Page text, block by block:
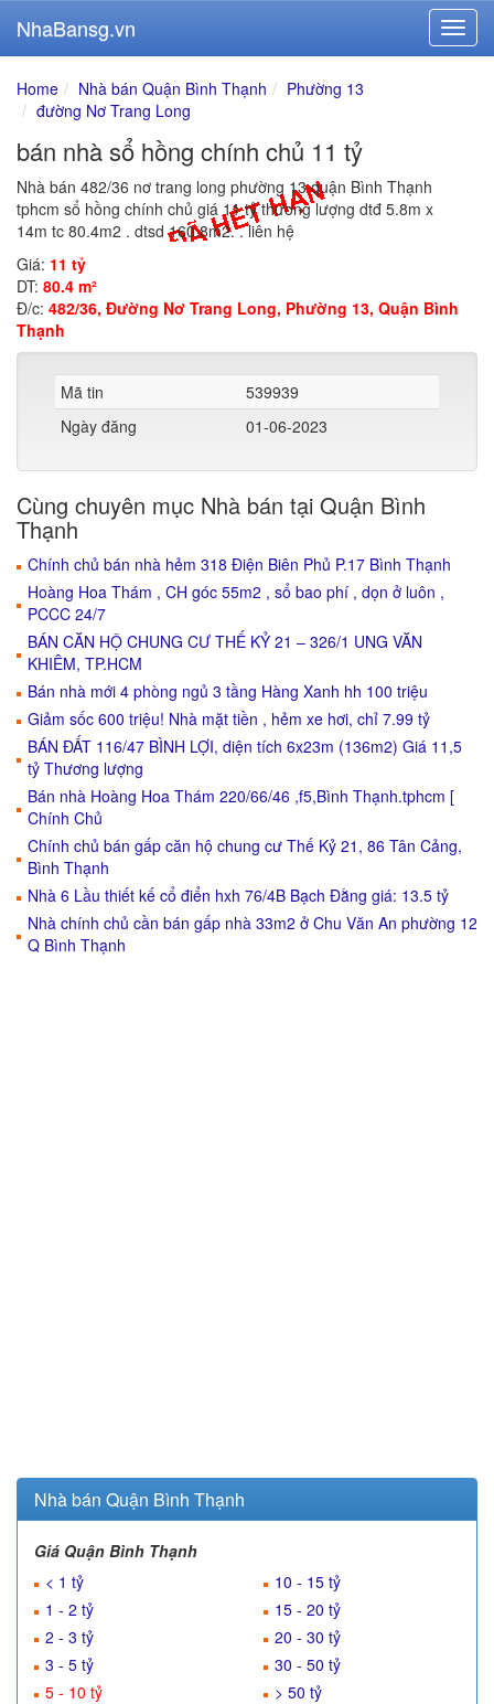
NhaBansg.vn
Home Nhà bán Quận Bình Thạnh
Phường 13
đường Nơ Trang Long
bán nhà sổ hồng chính chủ 11 tỷ
Nhà bán 482/36 nơ trang long phường 13 quận Bình Thạnh
tphcm sổ hồng chính chủ giá 11 tỷ thương lượng dtđ 5.8m x
14m tc 80.4m2 . dtsd 160.8m2. . liên hệ
Giá: 11 tỷ
DT: 80.4 m²
Đ/c: 482/36, Đường Nơ Trang Long, Phường 13, Quận Bình
Thạnh
Mã tin
539939
Ngày đăng
01-06-2023
Cùng chuyên mục Nhà bán tại Quận Bình
Thạnh
Chính chủ bán nhà hẻm 318 Điện Biên Phủ P.17 Bình Thạnh
Hoàng Hoa Thám , CH góc 55m2 , sổ bao phí , dọn ở luôn ,
PCCC 24/7
BÁN CĂN HỘ CHUNG CƯ THẾ KỶ 21 – 326/1 UNG VĂN
KHIÊM, TP.HCM
Bán nhà mới 4 phòng ngủ 3 tầng Hàng Xanh hh 100 triệu
Giảm sốc 600 triệu! Nhà mặt tiền , hẻm xe hơi, chỉ 7.99 tỷ
BÁN ĐẤT 116/47 BÌNH LỢI, diện tích 6x23m (136m2) Giá 11,5
tỷ Thương lượng
Bán nhà Hoàng Hoa Thám 220/66/46 ,f5,Bình Thạnh.tphcm [
Chính Chủ
Chính chủ bán gấp căn hộ chung cư Thế Kỷ 21, 86 Tân Cảng,
Bình Thạnh
Nhà 6 Lầu thiết kế cổ điển hxh 76/4B Bạch Đằng giá: 13.5 tỷ
Nhà chính chủ cần bán gấp nhà 33m2 ở Chu Văn An phường 12
Q Bình Thạnh
Nhà bán Quận Bình Thạnh
Giá Quận Bình Thạnh
< 1 tỷ
1 - 2 tỷ
2 - 3 tỷ
3 - 5 tỷ
5 - 10 tỷ
10 - 15 tỷ
15 - 20 tỷ
20 - 30 tỷ
30 - 50 tỷ
> 50 tỷ